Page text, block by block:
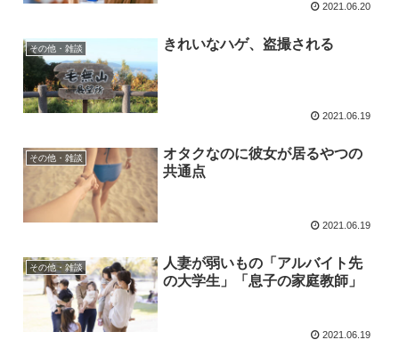
2021.06.20
その他・雑談 きれいなハゲ、盗撮される
2021.06.19
その他・雑談
オタクなのに彼女が居るやつの
共通点
2021.06.19
その他・雑談
人妻が弱いもの「アルバイト先
の大学生」「息子の家庭教師」
2021.06.19